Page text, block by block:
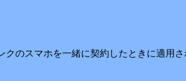
のスマホを一緒に契約したときに適用